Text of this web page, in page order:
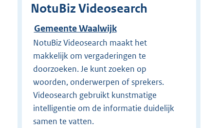
NotuBiz Videosearch
Gemeente Waalwijk
NotuBiz Videosearch maakt het
makkelijk om vergaderingen te
doorzoeken. Je kunt zoeken op
woorden, onderwerpen of sprekers.
Videosearch gebruikt kunstmatige
intelligentie om de informatie duidelijk
samen te vatten.